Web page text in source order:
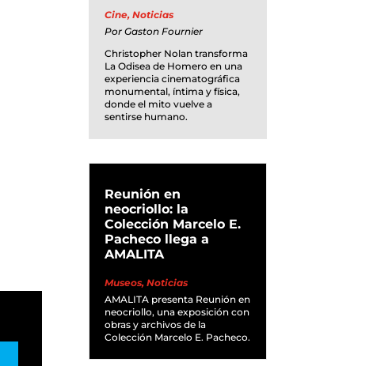
Cine,Noticias
PorGaston Fournier
Christopher Nolan transforma
La Odisea de Homero en una
experiencia cinematográfica
monumental, íntima y física,
donde el mito vuelve a
sentirse humano.
Reunión en
neocriollo: la
Colección Marcelo E.
Pacheco llega a
AMALITA
Museos,Noticias
AMALITA presenta Reunión en
neocriollo, una exposición con
obras y archivos de la
Colección Marcelo E. Pacheco.